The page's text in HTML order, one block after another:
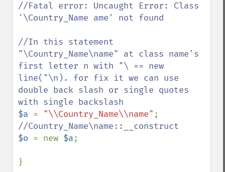
//Fatal error: Uncaught Error: Class
'\Country_Name ame' not found
//In this statement
"\Country_Name\name" at class name's
first letter n with "\ == new
line("\n). for fix it we can use
double back slash or single quotes
$a = "\\Country_Name\\name"
$o = new $a;
}